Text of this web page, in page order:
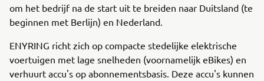
om het bedrijf na de start uit te breiden naar Duitsland (te
beginnen met Berlijn) en Nederland.
ENYRING richt zich op compacte stedelijke elektrische
voertuigen met lage snelheden (voornamelijk eBikes) en
verhuurt accu's op abonnementsbasis. Deze accu's kunnen